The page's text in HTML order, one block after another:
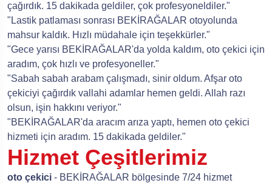
çağırdık. 15 dakikada geldiler, çok profesyoneldiler."
"Lastik patlaması sonrası BEKİRAĞALAR otoyolunda
mahsur kaldık. Hızlı müdahale için teşekkürler."
"Gece yarısı BEKİRAĞALAR'da yolda kaldım, oto çekici için
aradım, çok hızlı ve profesyoneller."
"Sabah sabah arabam çalışmadı, sinir oldum. Afşar oto
çekiciyi çağırdık vallahi adamlar hemen geldi. Allah razı
olsun, işin hakkını veriyor."
"BEKİRAĞALAR'da aracım arıza yaptı, hemen oto çekici
hizmeti için aradım. 15 dakikada geldiler."
Hizmet Çeşitlerimiz
oto çekici - BEKİRAĞALAR bölgesinde 7/24 hizmet